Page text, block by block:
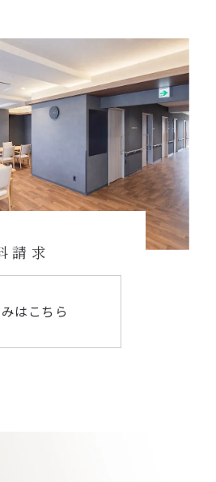
請求
はこちら